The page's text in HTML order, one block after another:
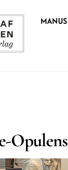
MANUS
Opulens